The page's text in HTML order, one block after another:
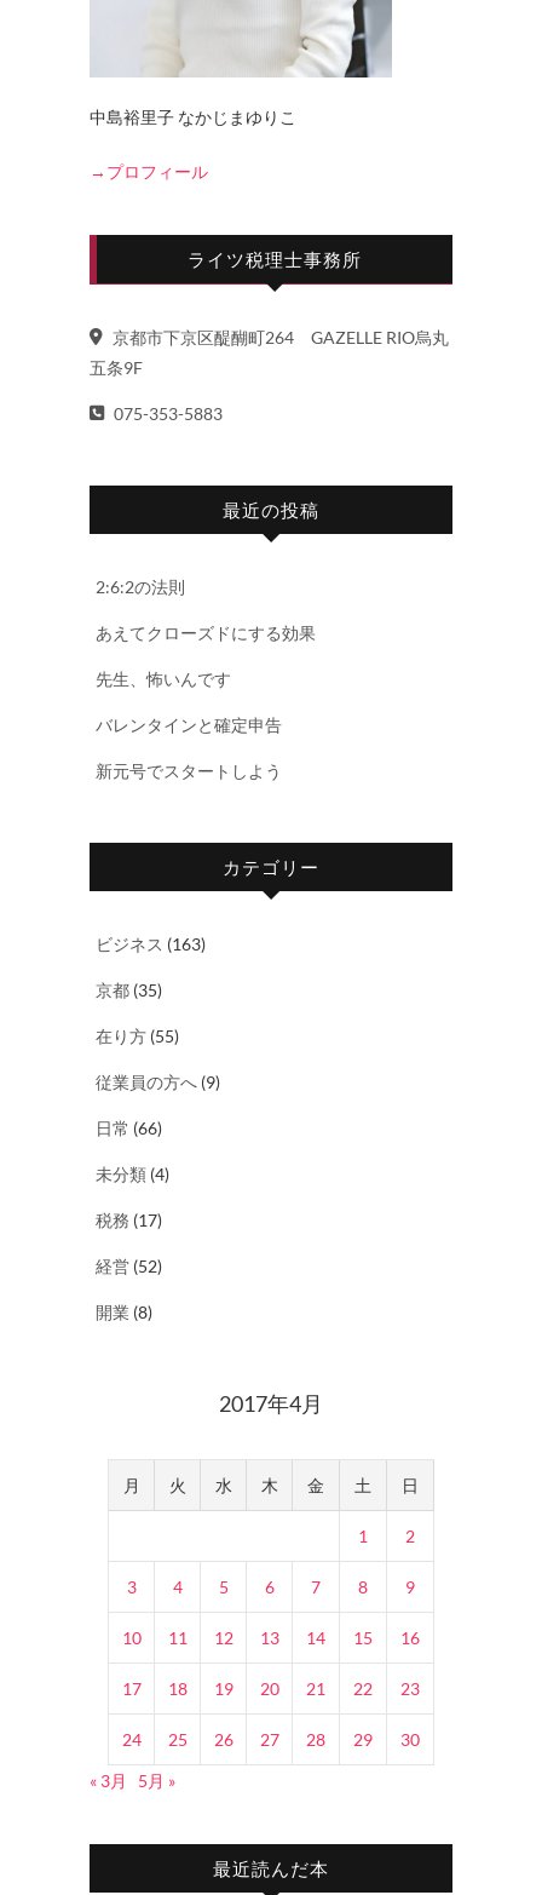
中島裕里子 なかじまゆりこ
→プロフィール
ライツ税理士事務所
京都市下京区醍醐町264 GAZELLE RIO烏丸
五条9F
075-353-5883
最近の投稿
2:6:2の法則
あえてクローズドにする効果
先生、怖いんです
バレンタインと確定申告
新元号でスタートしよう
カテゴリー
ビジネス (163)
京都 (35)
在り方 (55)
従業員の方へ (9)
日常 (66)
未分類 (4)
税務 (17)
経営 (52)
開業 (8)
2017年4月
月 火 水 木 金 土 日
1 2
3 4 5 6 7 8 9
10 11 12 13 14 15 16
17 18 19 20 21 22 23
24 25 26 27 28 29
30
« 3月
5月 »
最近読んだ本